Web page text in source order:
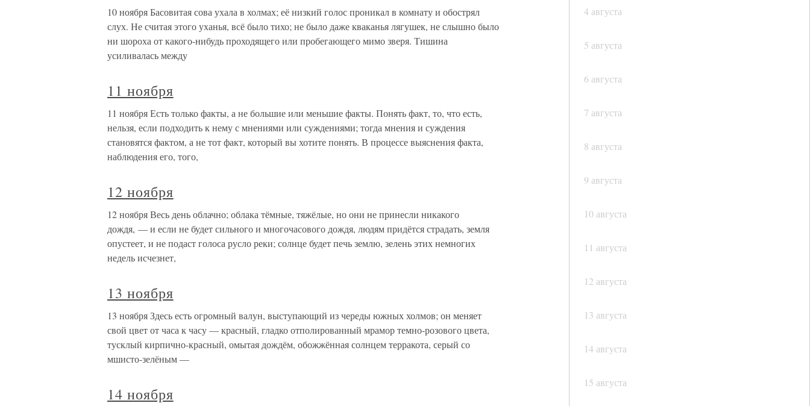
4 августа
5 августа
6 августа
7 августа
8 августа
9 августа
10 августа
11 августа
12 августа
13 августа
14 августа
15 августа
10 ноября Басовитая сова ухала в холмах; её низкий голос проникал в комнату и обострял
слух. Не считая этого уханья, всё было тихо; не было даже кваканья лягушек, не слышно было
ни шороха от какого-нибудь проходящего или пробегающего мимо зверя. Тишина
усиливалась между
11 ноября
11 ноября Есть только факты, а не большие или меньшие факты. Понять факт, то, что есть,
нельзя, если подходить к нему с мнениями или суждениями; тогда мнения и суждения
становятся фактом, а не тот факт, который вы хотите понять. В процессе выяснения факта,
наблюдения его, того,
12 ноября
12 ноября Весь день облачно; облака тёмные, тяжёлые, но они не принесли никакого
дождя, — и если не будет сильного и многочасового дождя, людям придётся страдать, земля
опустеет, и не подаст голоса русло реки; солнце будет печь землю, зелень этих немногих
недель исчезнет,
13 ноября
13 ноября Здесь есть огромный валун, выступающий из череды южных холмов; он меняет
свой цвет от часа к часу — красный, гладко отполированный мрамор темно-розового цвета,
тусклый кирпично-красный, омытая дождём, обожжённая солнцем терракота, серый со
мшисто-зелёным —
14 ноября